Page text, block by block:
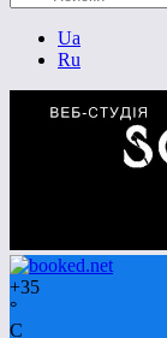
Ua
Ru
+35
°
C